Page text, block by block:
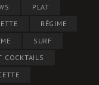
PLAT
RÉGIME
SURF
COCKTAILS